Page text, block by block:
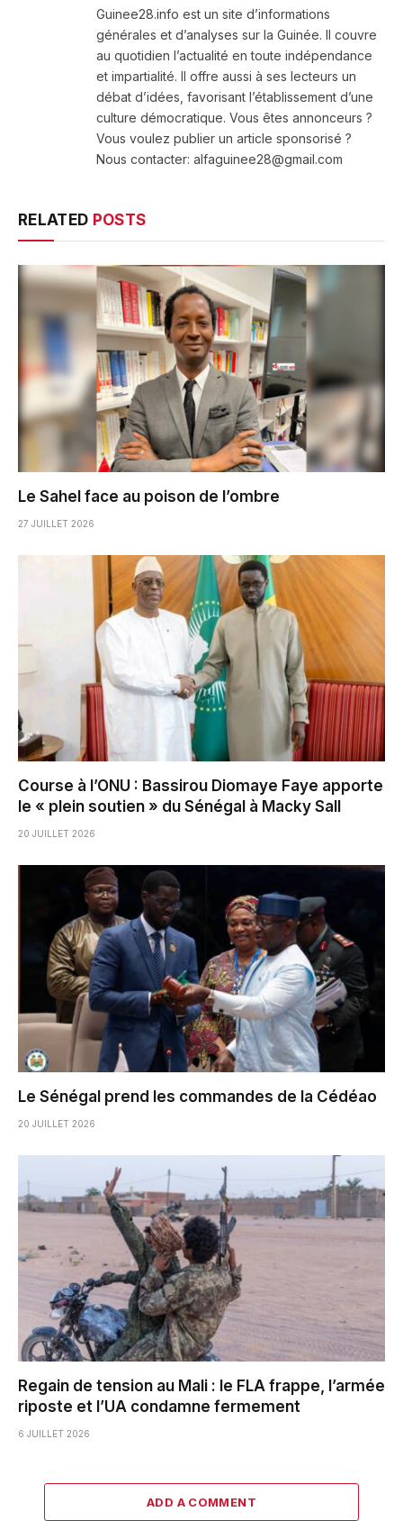
Guinee28.info est un site d’informations
générales et d’analyses sur la Guinée. Il couvre
au quotidien l’actualité en toute indépendance
et impartialité. Il offre aussi à ses lecteurs un
débat d’idées, favorisant l’établissement d’une
culture démocratique. Vous êtes annonceurs ?
Vous voulez publier un article sponsorisé ?
Nous contacter: alfaguinee28@gmail.com
RELATED POSTS
Le Sahel face au poison de l’ombre
27 JUILLET 2026
Course à l’ONU : Bassirou Diomaye Faye apporte
le « plein soutien » du Sénégal à Macky Sall
20 JUILLET 2026
Le Sénégal prend les commandes de la Cédéao
20 JUILLET 2026
Regain de tension au Mali : le FLA frappe, l’armée
riposte et l’UA condamne fermement
6 JUILLET 2026
ADD A COMMENT